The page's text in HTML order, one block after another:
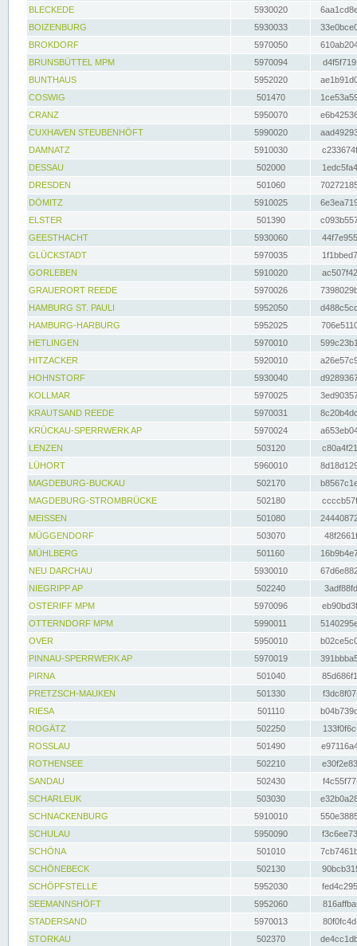
BLECKEDE
5930020
BOIZENBURG
5930033
BROKDORF
5970050
BRUNSBÜTTEL MPM
5970094
BUNTHAUS
5952020
COSWIG
501470
CRANZ
5950070
CUXHAVEN STEUBENHÖFT
5990020
DAMNATZ
5910030
DESSAU
502000
DRESDEN
501060
DÖMITZ
5910025
ELSTER
501390
GEESTHACHT
5930060
GLÜCKSTADT
5970035
GORLEBEN
5910020
GRAUERORT REEDE
5970026
HAMBURG ST. PAULI
5952050
HAMBURG-HARBURG
5952025
HETLINGEN
5970010
HITZACKER
5920010
HOHNSTORF
5930040
KOLLMAR
5970025
KRAUTSAND REEDE
5970031
KRÜCKAU-SPERRWERK AP
5970024
LENZEN
503120
LÜHORT
5960010
MAGDEBURG-BUCKAU
502170
MAGDEBURG-STROMBRÜCKE
502180
MEISSEN
501080
MÜGGENDORF
503070
MÜHLBERG
501160
NEU DARCHAU
5930010
NIEGRIPP AP
502240
OSTERIFF MPM
5970096
OTTERNDORF MPM
5990011
OVER
5950010
PINNAU-SPERRWERK AP
5970019
PIRNA
501040
PRETZSCH-MAUKEN
501330
RIESA
501110
ROGÄTZ
502250
ROSSLAU
501490
ROTHENSEE
502210
SANDAU
502430
SCHARLEUK
503030
SCHNACKENBURG
5910010
SCHULAU
5950090
SCHÖNA
501010
SCHÖNEBECK
502130
SCHÖPFSTELLE
5952030
SEEMANNSHÖFT
5952060
STADERSAND
5970013
STORKAU
502370